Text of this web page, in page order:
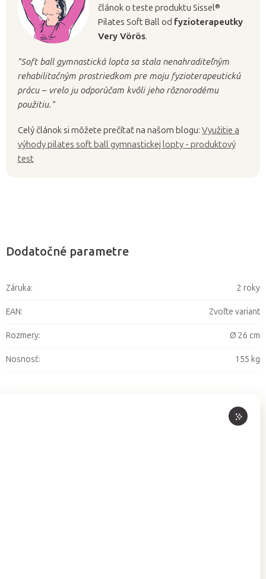
článok o teste produktu Sissel®
Pilates Soft Ball od fyzioterapeutky
Very Vörös.
"Soft ball gymnastická lopta sa stala nenahraditeľným
rehabilitačným prostriedkom pre moju fyzioterapeutickú
prácu – vrelo ju odporúčam kvôli jeho rôznorodému
použitiu."
Celý článok si môžete prečítať na našom blogu: Využitie a
výhody pilates soft ball gymnastickej lopty - produktový
test
Dodatočné parametre
Záruka: 2 roky
EAN: Zvoľte variant
Rozmery: Ø 26 cm
Nosnosť: 155 kg